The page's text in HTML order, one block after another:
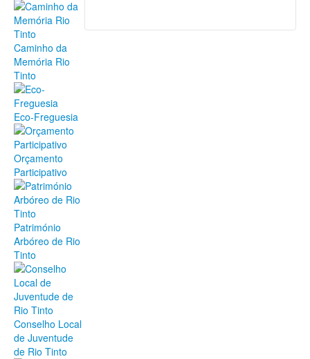
Caminho da
Memória Rio
Tinto
Eco-Freguesia
Orçamento
Participativo
Património
Arbóreo de Rio
Tinto
Conselho Local
de Juventude
de Rio Tinto